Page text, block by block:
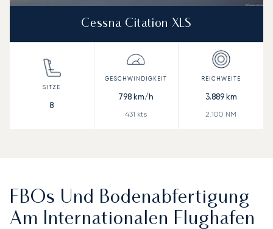
Cessna Citation XLS
8
798 km/h
431 kts
3.889km
2.100 NM
FBOs Und Bodenabfertigung
Am Internationalen Flughafen